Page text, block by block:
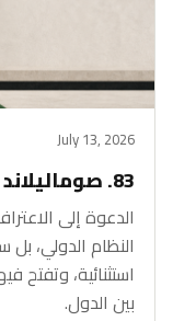
July 13, 2026
83. صوماليلاند ودبلوماسية الألفة أولاً
الدعوة إلى
النظام الدولي،
استثنائية، وتفتح
بين الدول.